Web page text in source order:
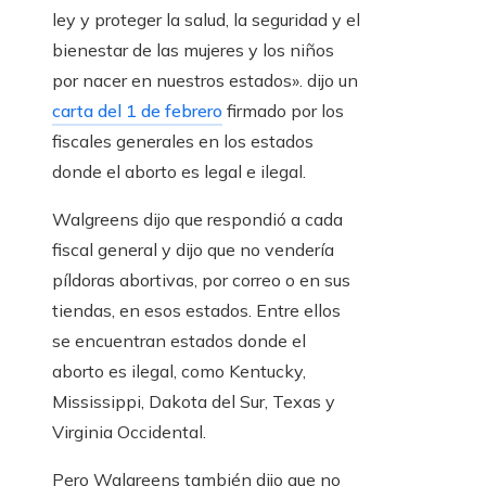
ley y proteger la salud, la seguridad y el
bienestar de las mujeres y los niños
por nacer en nuestros estados». dijo un
carta del 1 de febrero firmado por los
fiscales generales en los estados
donde el aborto es legal e ilegal.
Walgreens dijo que respondió a cada
fiscal general y dijo que no vendería
píldoras abortivas, por correo o en sus
tiendas, en esos estados. Entre ellos
se encuentran estados donde el
aborto es ilegal, como Kentucky,
Mississippi, Dakota del Sur, Texas y
Virginia Occidental.
Pero Walgreens también dijo que no